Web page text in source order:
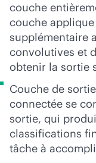
couche
couche
supplémentaire
convolutives et
obtenir la sortie
Couche de
connectée se
sortie, qui
classifications
tâche à